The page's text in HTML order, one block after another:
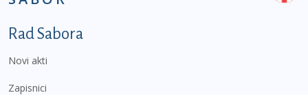
Podnožje prvi izbornik
Rad Sabora
Novi akti
Zapisnici